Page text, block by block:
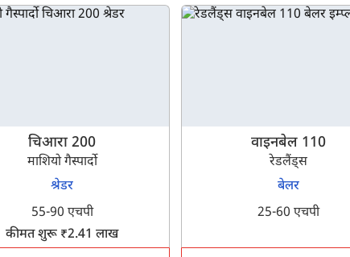
चिआरा 200
माशियो गैस्पार्दो
श्रेडर
55-90 एचपी
कीमत शुरू ₹2.41 लाख
वाइनबेल 110
रेडलैंड्स
बेलर
25-60 एचपी